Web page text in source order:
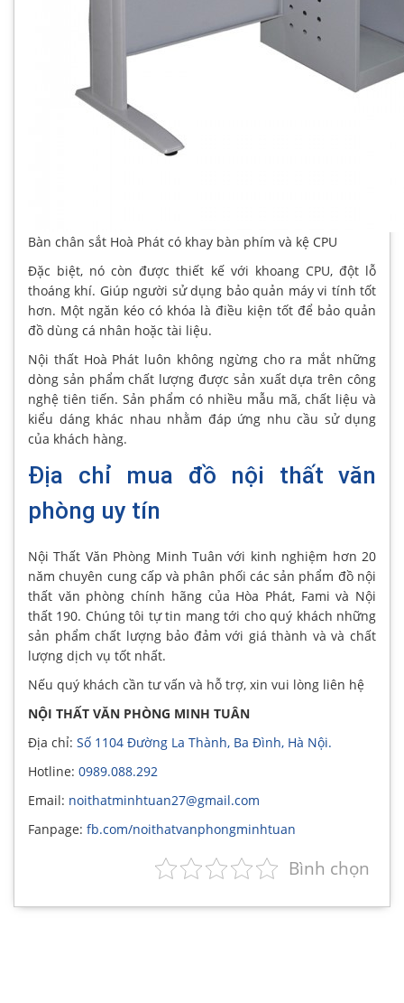
Bàn chân sắt Hoà Phát có khay bàn phím và kệ CPU
Đặc biệt, nó còn được thiết kế với khoang CPU, đột lỗ
thoáng khí. Giúp người sử dụng bảo quản máy vi tính tốt
hơn. Một ngăn kéo có khóa là điều kiện tốt để bảo quản
đồ dùng cá nhân hoặc tài liệu.
Nội thất Hoà Phát luôn không ngừng cho ra mắt những
dòng sản phẩm chất lượng được sản xuất dựa trên công
nghệ tiên tiến. Sản phẩm có nhiều mẫu mã, chất liệu và
kiểu dáng khác nhau nhằm đáp ứng nhu cầu sử dụng
của khách hàng.
Địa chỉ mua đồ nội thất văn
phòng uy tín
Nội Thất Văn Phòng Minh Tuân với kinh nghiệm hơn 20
năm chuyên cung cấp và phân phối các sản phẩm đồ nội
thất văn phòng chính hãng của Hòa Phát, Fami và Nội
thất 190. Chúng tôi tự tin mang tới cho quý khách những
sản phẩm chất lượng bảo đảm với giá thành và và chất
lượng dịch vụ tốt nhất.
Nếu quý khách cần tư vấn và hỗ trợ, xin vui lòng liên hệ
NỘI THẤT VĂN PHÒNG MINH TUÂN
Địa chỉ: Số 1104 Đường La Thành, Ba Đình, Hà Nội.
Hotline: 0989.088.292
Email: noithatminhtuan27@gmail.com
Fanpage: fb.com/noithatvanphongminhtuan
Bình chọn